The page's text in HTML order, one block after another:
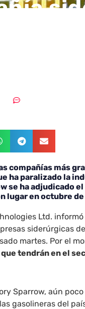
compañías más
ha paralizado la
se ha adjudicado
lugar en octubre
Ltd.
siderúrgicas
martes. Por el
tendrán en el
Sparrow, aún
gasolineras del